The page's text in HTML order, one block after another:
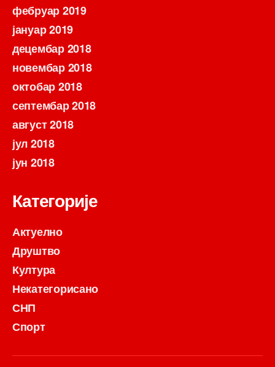
фебруар 2019
јануар 2019
децембар 2018
новембар 2018
октобар 2018
септембар 2018
август 2018
јул 2018
јун 2018
Категорије
Актуелно
Друштво
Култура
Некатегорисано
СНП
Спорт